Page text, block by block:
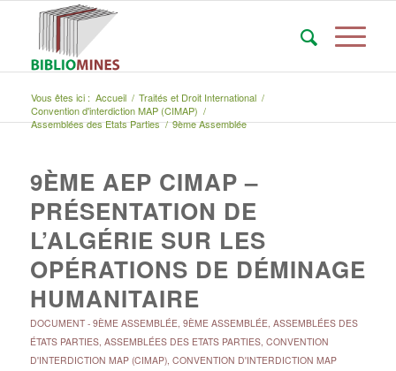
Vous êtes ici : Accueil / Traités et Droit International /
Convention d'interdiction MAP (CIMAP) /
Assemblées des Etats Parties / 9ème Assemblée
9ÈME AEP CIMAP –
PRÉSENTATION DE
L’ALGÉRIE SUR LES
OPÉRATIONS DE DÉMINAGE
HUMANITAIRE
DOCUMENT- 9ÈME ASSEMBLÉE, 9ÈME ASSEMBLÉE, ASSEMBLÉES DES
ÉTATS PARTIES, ASSEMBLÉES DES ETATS PARTIES, CONVENTION
D'INTERDICTION MAP (CIMAP), CONVENTION D'INTERDICTION MAP